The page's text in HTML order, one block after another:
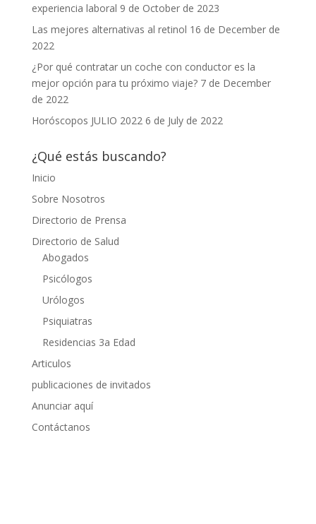
experiencia laboral 9 de October de 2023
Las mejores alternativas al retinol 16 de December de
2022
¿Por qué contratar un coche con conductor es la
mejor opción para tu próximo viaje? 7 de December
de 2022
Horóscopos JULIO 2022 6 de July de 2022
¿Qué estás buscando?
Inicio
Sobre Nosotros
Directorio de Prensa
Directorio de Salud
Abogados
Psicólogos
Urólogos
Psiquiatras
Residencias 3a Edad
Articulos
publicaciones de invitados
Anunciar aquí
Contáctanos